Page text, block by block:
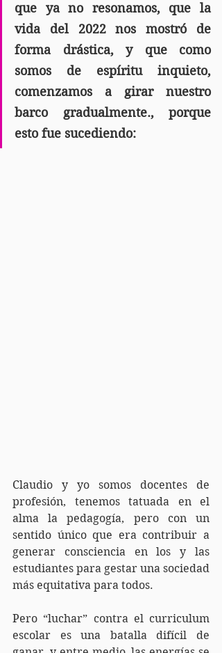
que ya no resonamos, que la
vida del 2022 nos mostró de
forma drástica, y que como
somos de espíritu inquieto,
comenzamos a girar nuestro
barco gradualmente., porque
esto fue sucediendo:
Claudio y yo somos docentes de
profesión, tenemos tatuada en el
alma la pedagogía, pero con un
sentido único que era contribuir a
generar consciencia en los y las
estudiantes para gestar una sociedad
más equitativa para todos.
Pero “luchar” contra el curriculum
escolar es una batalla difícil de